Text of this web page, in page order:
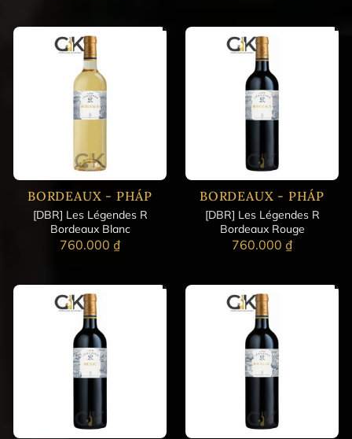
BORDEAUX - PHÁP
[DBR] Les Légendes R
Bordeaux Blanc
760.000 ₫
BORDEAUX - PHÁP
[DBR] Les Légendes R
Bordeaux Rouge
760.000 ₫